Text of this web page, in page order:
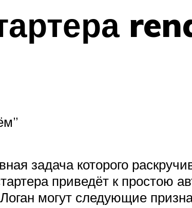
задача которого
приведёт к простою
могут следующие